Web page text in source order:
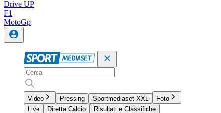
Drive UP
F1
MotoGp
Video Pressing Sportmediaset XXL
Foto
Live
Diretta Calcio
Risultati e Classifiche